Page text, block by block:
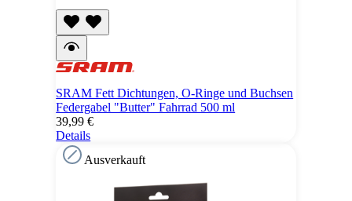
SRAM Fett Dichtungen, O-Ringe und Buchsen
Federgabel "Butter" Fahrrad 500 ml
39,99 €
Details
Ausverkauft